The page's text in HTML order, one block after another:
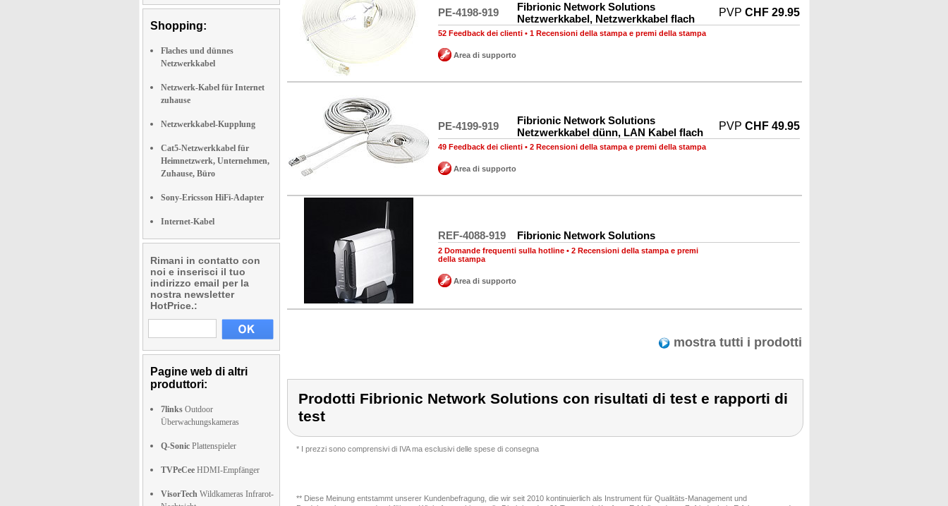
Shopping:
Flaches und dünnes
Netzwerkkabel
Netzwerk-Kabel für Internet
zuhause
Netzwerkkabel-Kupplung
Cat5-Netzwerkkabel für
Heimnetzwerk, Unternehmen,
Zuhause, Büro
Sony-Ericsson HiFi-Adapter
Internet-Kabel
Rimani in contatto con
noi e inserisci il tuo
indirizzo email per la
nostra newsletter
HotPrice.:
Pagine web di altri
produttori:
7links Outdoor
Überwachungskameras
Q-Sonic Plattenspieler
TVPeCee HDMI-Empfänger
VisorTech Wildkameras Infrarot-
PE-4198-919
Fibrionic Network Solutions
Netzwerkkabel, Netzwerkkabel flach
PVP CHF 29.95
52 Feedback dei clienti • 1 Recensioni della stampa e premi della stampa
Area di supporto
PE-4199-919
Fibrionic Network Solutions
Netzwerkkabel dünn, LAN Kabel flach
PVP CHF 49.95
49 Feedback dei clienti • 2 Recensioni della stampa e premi della stampa
Area di supporto
REF-4088-919 Fibrionic Network Solutions
2 Domande frequenti sulla hotline • 2 Recensioni della stampa e premi
della stampa
Area di supporto
mostra tutti i prodotti
Prodotti Fibrionic Network Solutions con risultati di test e rapporti di
test
* I prezzi sono comprensivi di IVA ma esclusivi delle spese di consegna
** Diese Meinung entstammt unserer Kundenbefragung, die wir seit 2010 kontinuierlich als Instrument für Qualitäts-Management und